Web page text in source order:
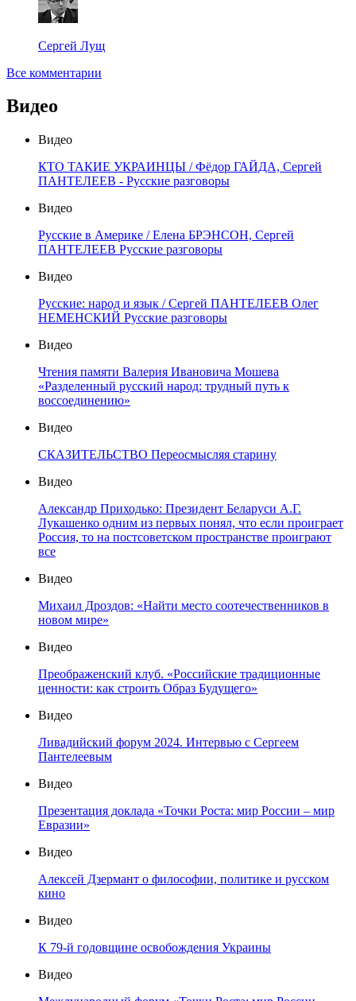
Сергей Лущ
Все комментарии
Видео
Видео
КТО ТАКИЕ УКРАИНЦЫ / Фёдор ГАЙДА, Сергей
ПАНТЕЛЕЕВ - Русские разговоры
Видео
Русские в Америке / Елена БРЭНСОН, Сергей
ПАНТЕЛЕЕВ Русские разговоры
Видео
Русские: народ и язык / Сергей ПАНТЕЛЕЕВ Олег
НЕМЕНСКИЙ Русские разговоры
Видео
Чтения памяти Валерия Ивановича Мошева
«Разделенный русский народ: трудный путь к
воссоединению»
Видео
СКАЗИТЕЛЬСТВО Переосмысляя старину
Видео
Александр Приходько: Президент Беларуси А.Г.
Лукашенко одним из первых понял, что если проиграет
Россия, то на постсоветском пространстве проиграют
все
Видео
Михаил Дроздов: «Найти место соотечественников в
новом мире»
Видео
Преображенский клуб. «Российские традиционные
ценности: как строить Образ Будущего»
Видео
Ливадийский форум 2024. Интервью с Сергеем
Пантелеевым
Видео
Презентация доклада «Точки Роста: мир России – мир
Евразии»
Видео
Алексей Дзермант о философии, политике и русском
кино
Видео
К 79-й годовщине освобождения Украины
Видео